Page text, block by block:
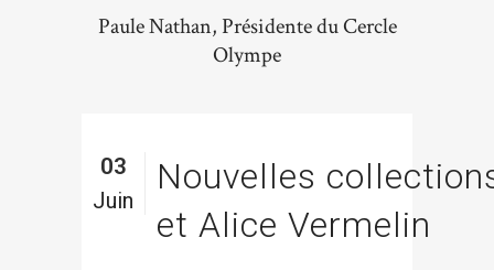
Paule Nathan, Présidente du Cercle
Olympe
03
Juin
Nouvelles
et Alice Vermelin